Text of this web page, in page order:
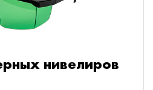
нивелиров